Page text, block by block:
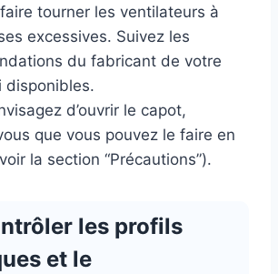
tourner les ventilateurs à
excessives. Suivez les
du fabricant de votre
disponibles.
d’ouvrir le capot,
que vous pouvez le faire en
la section “Précautions”).
les profils
et le